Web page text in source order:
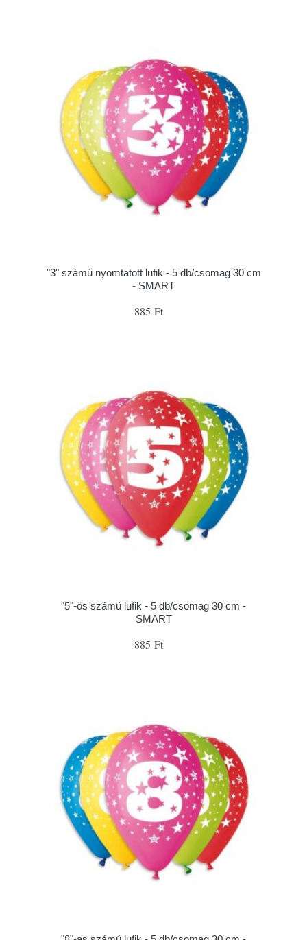
"3" számú nyomtatott lufik - 5 db/csomag 30 cm
- SMART
885 Ft
"5"-ös számú lufik - 5 db/csomag 30 cm -
SMART
885 Ft